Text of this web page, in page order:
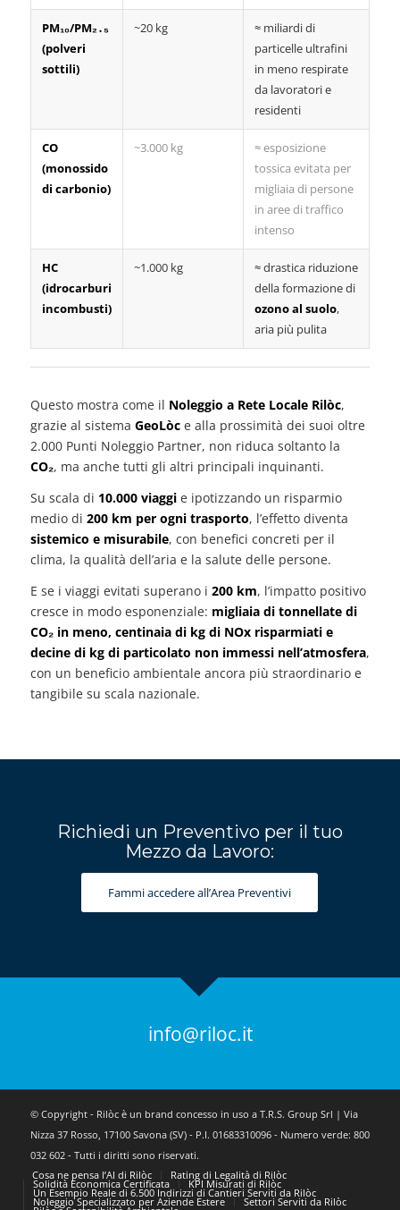
PM₁₀/PM₂․₅
(polveri
sottili)
~20 kg
≈ miliardi di
particelle ultrafini
in meno respirate
da lavoratori e
residenti
CO
(monossido
di carbonio)
~3.000 kg
≈ esposizione
tossica evitata per
migliaia di persone
in aree di traffico
intenso
HC
(idrocarburi
incombusti)
~1.000 kg
≈ drastica riduzione
della formazione di
ozono al suolo,
aria più pulita
Questo mostra come il Noleggio a Rete Locale Rilòc,
grazie al sistema GeoLòce alla prossimità dei suoi oltre
2.000 Punti Noleggio Partner, non riduca soltanto la
CO₂, ma anche tutti gli altri principali inquinanti.
Su scala di 10.000 viaggie ipotizzando un risparmio
medio di 200 km per ogni trasporto, l’effetto diventa
sistemico e misurabile, con benefici concreti per il
clima, la qualità dell’aria e la salute delle persone.
E se i viaggi evitati superano i 200 km, l’impatto positivo
cresce in modo esponenziale: migliaia di tonnellate di
CO₂ in meno, centinaia di kg di NOx risparmiati e
decine di kg di particolato non immessi nell’atmosfera,
con un beneficio ambientale ancora più straordinario e
tangibile su scala nazionale.
Richiedi un Preventivo per il tuo
Mezzo da Lavoro:
Fammi accedere all’Area Preventivi
info@riloc.it
© Copyright - Rilòc è un brand concesso in uso a T.R.S. Group Srl | Via
Nizza 37 Rosso, 17100 Savona (SV) - P.I. 01683310096 - Numero verde: 800
032 602 - Tutti i diritti sono riservati.
Cosa ne pensa l’AI di Rilòc
Rating di Legalità di Rilòc
Solidità Economica Certificata KPI Misurati di Rilòc
Un Esempio Reale di 6.500 Indirizzi di Cantieri Serviti da Rilòc
Noleggio Specializzato per Aziende Estere Settori Serviti da Rilòc